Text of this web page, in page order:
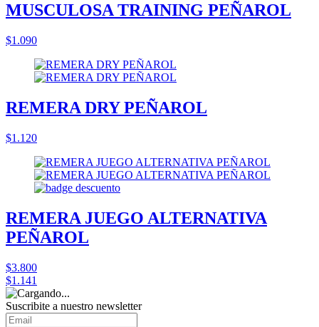
MUSCULOSA TRAINING PEÑAROL
$1.090
REMERA DRY PEÑAROL
$1.120
REMERA JUEGO ALTERNATIVA
PEÑAROL
$3.800
$1.141
Suscribite a nuestro newsletter